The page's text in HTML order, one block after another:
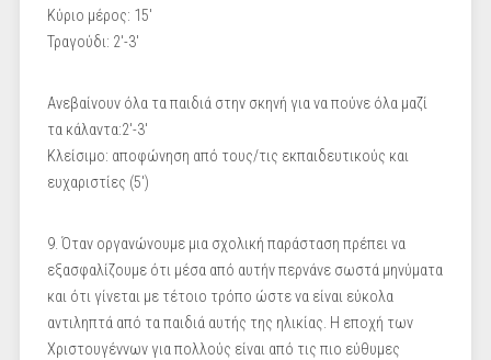
Κύριο μέρος: 15'
Τραγούδι: 2'-3'
Ανεβαίνουν όλα τα παιδιά στην σκηνή για να πούνε όλα μαζί
τα κάλαντα:2'-3'
Κλείσιμο: αποφώνηση από τους/τις εκπαιδευτικούς και
ευχαριστίες (5')
9. Όταν οργανώνουμε μια σχολική παράσταση πρέπει να
εξασφαλίζουμε ότι μέσα από αυτήν περνάνε σωστά μηνύματα
και ότι γίνεται με τέτοιο τρόπο ώστε να είναι εύκολα
αντιληπτά από τα παιδιά αυτής της ηλικίας. Η εποχή των
Χριστουγέννων για πολλούς είναι από τις πιο εύθυμες